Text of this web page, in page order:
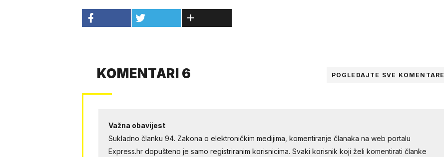
KOMENTARI 6 POGLEDAJTE SVE KOMENTARE
Važna obavijest
Sukladno članku 94. Zakona o elektroničkim medijima, komentiranje članaka na web portalu
Express.hr dopušteno je samo registriranim korisnicima. Svaki korisnik koji želi komentirati članke